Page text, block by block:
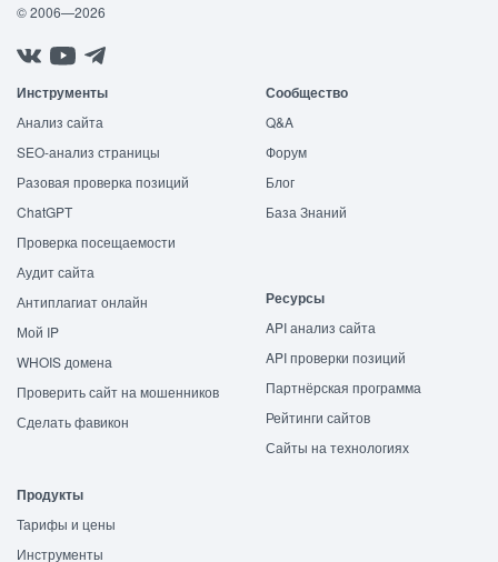
© 2006—2026
Инструменты
Анализ сайта
SEO-анализ страницы
Разовая проверка позиций
ChatGPT
Проверка посещаемости
Аудит сайта
Антиплагиат онлайн
Мой IP
WHOIS домена
Проверить сайт на мошенников
Сделать фавикон
Сообщество
Q&A
Форум
Блог
База Знаний
Ресурсы
API анализ сайта
API проверки позиций
Партнёрская программа
Рейтинги сайтов
Сайты на технологиях
Продукты
Тарифы и цены
Инструменты